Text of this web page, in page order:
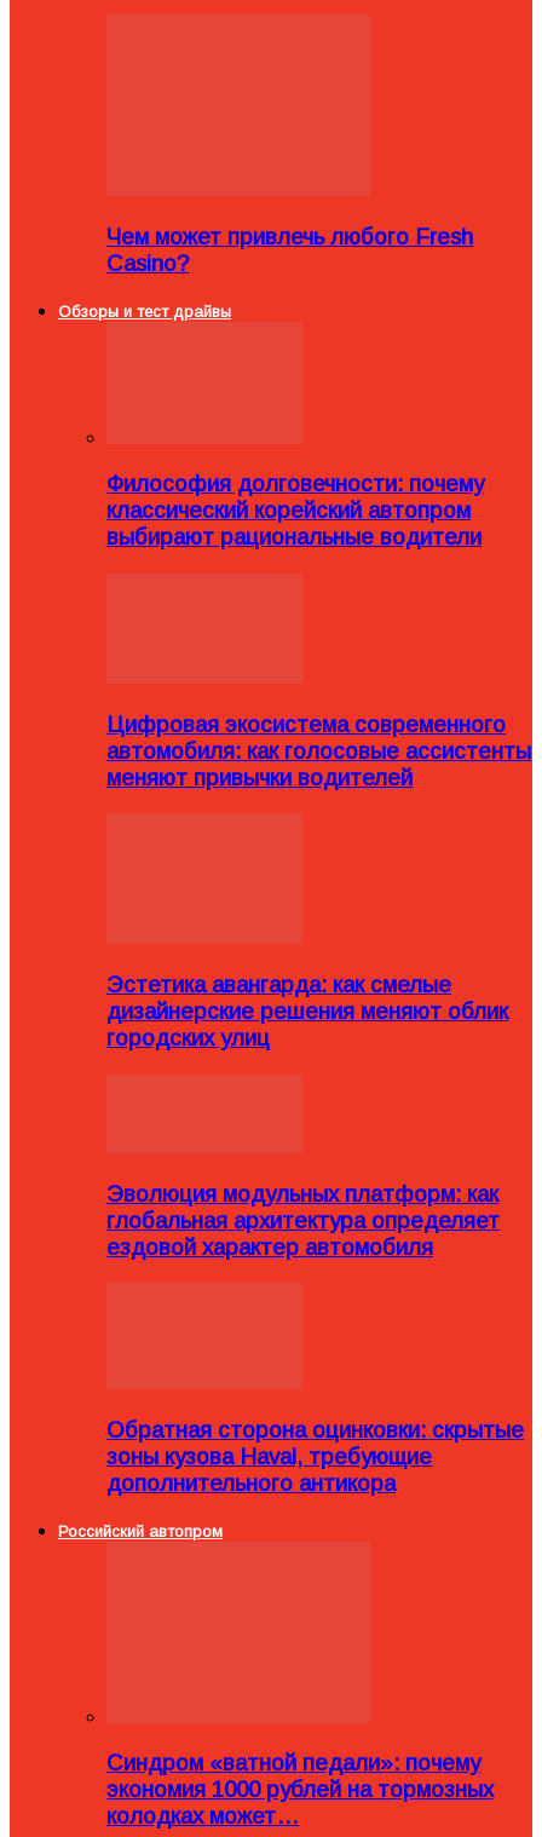
Чем может привлечь любого Fresh
Casino?
Обзоры и тест драйвы
Философия долговечности: почему
классический корейский автопром
выбирают рациональные водители
Цифровая экосистема современного
автомобиля: как голосовые ассистенты
меняют привычки водителей
Эстетика авангарда: как смелые
дизайнерские решения меняют облик
городских улиц
Эволюция модульных платформ: как
глобальная архитектура определяет
ездовой характер автомобиля
Обратная сторона оцинковки: скрытые
зоны кузова Haval, требующие
дополнительного антикора
Российский автопром
Синдром «ватной педали»: почему
экономия 1000 рублей на тормозных
колодках может…